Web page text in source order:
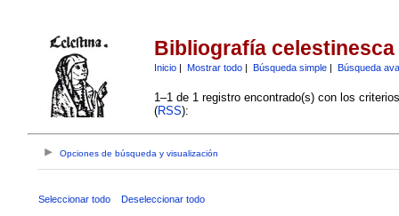
Bibliografía celestinesca
Inicio| Mostrar todo| Búsqueda simple| Búsqueda
1–1 de 1 registro encontrado(s) con los
(RSS):
Opciones de búsqueda y visualización
Seleccionar todo Deseleccionar todo